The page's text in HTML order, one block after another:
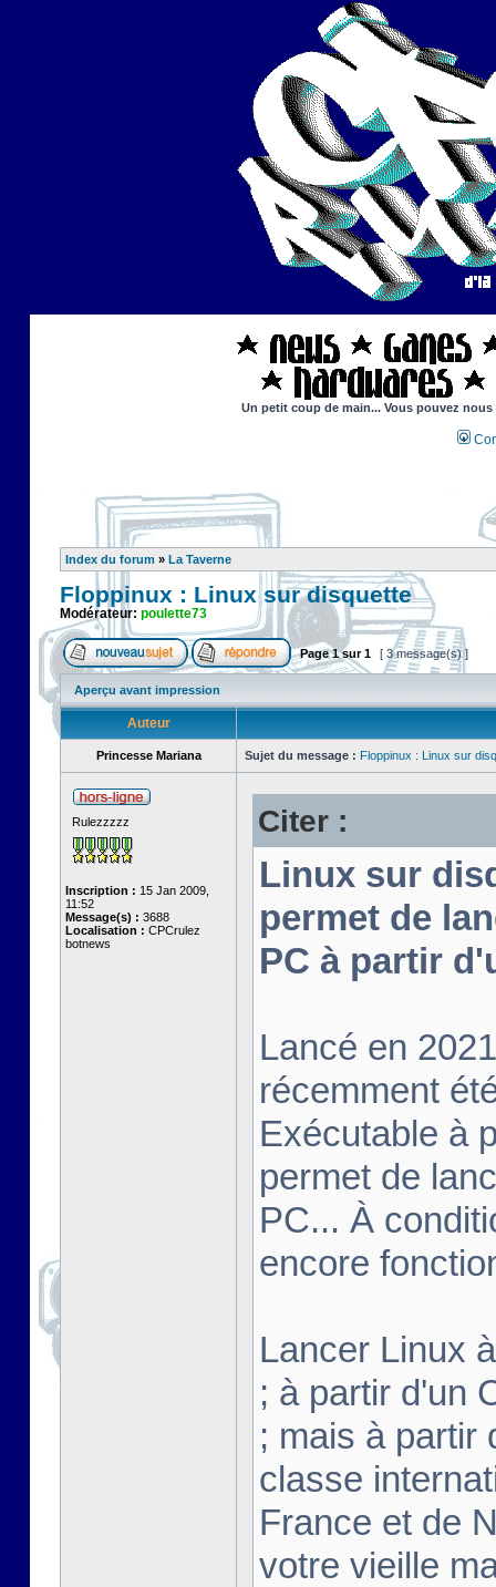
Un petit coup de main... Vous pouvez
Index du forum » La Taverne
Floppinux : Linux sur disquette
Modérateur: poulette73
Page1sur1 [ 3 message(s) ]
Aperçu avant impression
Auteur
Princesse Mariana Sujet du message : Floppinux : Linux sur
Rulezzzzz
Inscription : 15 Jan 2009,
11:52
Message(s) : 3688
Localisation : CPCrulez
botnews
Citer :
Linux sur
permet de
PC à partir
Lancé en
récemment
Exécutable à
permet de
PC... À
encore
Lancer Linux
; à partir d'un
; mais à partir
classe
France et de
votre vieille